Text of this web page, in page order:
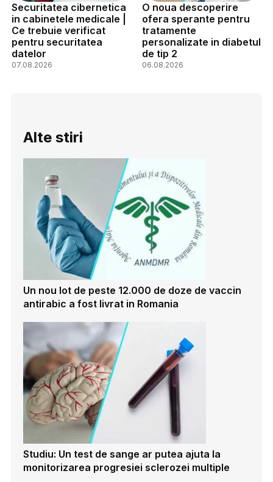
Securitatea cibernetica
in cabinetele medicale |
Ce trebuie verificat
pentru securitatea
datelor
07.08.2026
O noua descoperire
ofera sperante pentru
tratamente
personalizate in diabetul
de tip 2
06.08.2026
Alte stiri
Un nou lot de peste 12.000 de doze de vaccin
antirabic a fost livrat in Romania
Studiu: Un test de sange ar putea ajuta la
monitorizarea progresiei sclerozei multiple